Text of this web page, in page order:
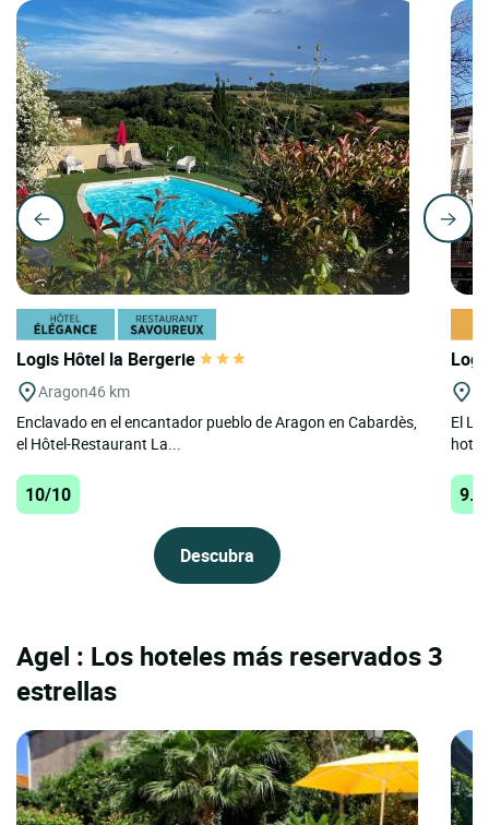
Logis Hôtel la Bergerie
Aragon46 km
Enclavado en el encantador pueblo de Aragon en Cabardès,
el Hôtel-Restaurant La...
10/10
Descubra
El
hotel
Agel : Los hoteles más reservados 3
estrellas